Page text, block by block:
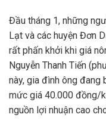
Đầu tháng 1, những
Lạt và các huyện Đơn
rất phấn khởi khi giá
Nguyễn Thanh Tiến
này, gia đình ông đang
mức giá 40.000 đồng/
nguồn lợi nhuận cao